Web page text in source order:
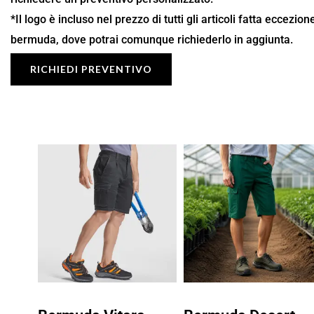
*Il logo è incluso nel prezzo di tutti gli articoli fatta
bermuda, dove potrai comunque richiederlo in aggiunta.
RICHIEDI PREVENTIVO
Fascia
di
prezzo:
16,09 €
a
Fascia
di
prezzo:
da
8,50 €
a
12,14 €